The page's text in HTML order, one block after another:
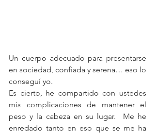
Un cuerpo adecuado para presentarse
en sociedad, confiada y serena… eso lo
conseguí yo.
Es cierto, he compartido con ustedes
mis complicaciones de mantener el
peso y la cabeza en su lugar.  Me he
enredado tanto en eso que se me ha